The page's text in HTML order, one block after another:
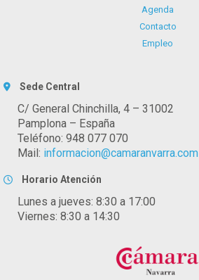
Agenda
Contacto
Empleo
Sede Central
C/ General Chinchilla, 4 – 31002
Pamplona – España
Teléfono: 948 077 070
Mail: informacion@camaranvarra.com
Horario Atención
Lunes a jueves: 8:30 a 17:00
Viernes: 8:30 a 14:30